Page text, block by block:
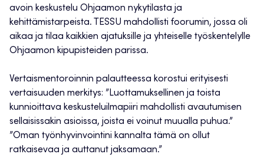
avoin keskustelu Ohjaamon nykytilasta ja
kehittämistarpeista. TESSU mahdollisti foorumin, jossa oli
aikaa ja tilaa kaikkien ajatuksille ja yhteiselle työskentelylle
Ohjaamon kipupisteiden parissa.
Vertaismentoroinnin palautteessa korostui erityisesti
vertaisuuden merkitys: ”Luottamuksellinen ja toista
kunnioittava keskusteluilmapiiri mahdollisti avautumisen
sellaisissakin asioissa, joista ei voinut muualla puhua.”
”Oman työnhyvinvointini kannalta tämä on ollut
ratkaisevaa ja auttanut jaksamaan.”